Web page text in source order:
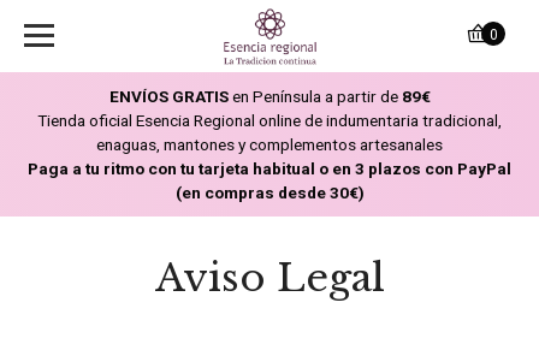
ENVÍOS GRATISen Península a partir de 89€
Tienda oficial Esencia Regional online de indumentaria tradicional,
enaguas, mantones y complementos artesanales
Paga a tu ritmo con tu tarjeta habitual o en 3 plazos con PayPal
(en compras desde 30€)
0
Aviso Legal